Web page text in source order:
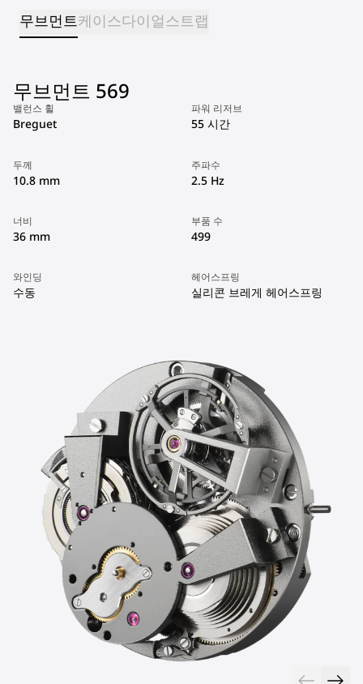
무브먼트케이스다이얼스트랩
무브먼트 569
밸런스 휠
Breguet
파워 리저브
55 시간
두께
10.8 mm
주파수
2.5 Hz
너비
36 mm
부품 수
499
와인딩
수동
헤어스프링
실리콘 브레게 헤어스프링